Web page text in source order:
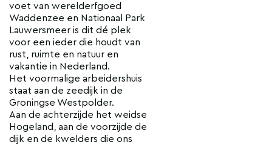
voet van werelderfgoed
Waddenzee en Nationaal Park
Lauwersmeer is dit dé plek
voor een ieder die houdt van
rust, ruimte en natuur en
vakantie in Nederland.
Het voormalige arbeidershuis
staat aan de zeedijk in de
Groningse Westpolder.
Aan de achterzijde het weidse
Hogeland, aan de voorzijde de
dijk en de kwelders die ons